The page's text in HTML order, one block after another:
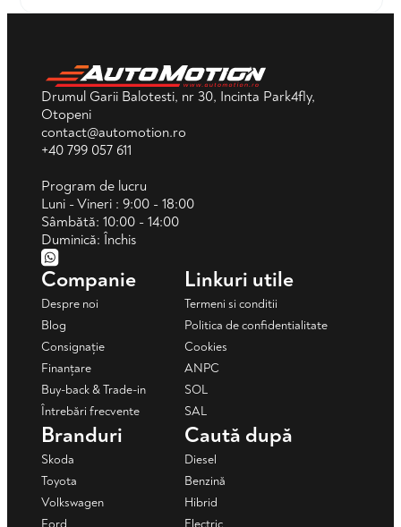
Drumul Garii Balotesti, nr 30, Incinta Park4fly,
Otopeni
contact@automotion.ro
+40 799 057 611
Program de lucru
Luni - Vineri : 9:00 - 18:00
Sâmbătă: 10:00 - 14:00
Duminică: Închis
Companie
Despre noi
Blog
Consignație
Finanțare
Buy-back & Trade-in
Întrebări frecvente
Linkuri utile
Termeni si conditii
Politica de confidentialitate
Cookies
ANPC
SOL
SAL
Branduri
Skoda
Toyota
Volkswagen
Caută după
Diesel
Benzină
Hibrid